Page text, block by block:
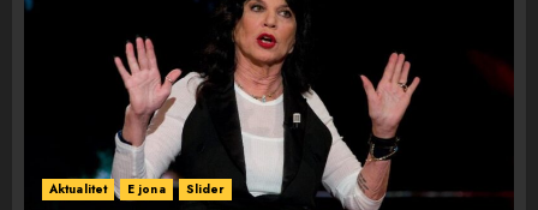
Aktualitet E jona Slider